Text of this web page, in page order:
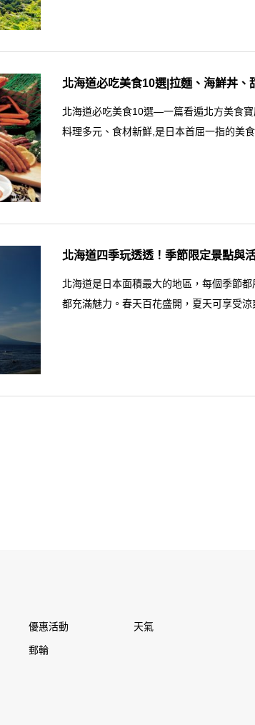
北海道必吃美食10選|拉麵、海鮮丼、
北海道必吃美食10選—一篇看遍北方美食寶
料理多元、食材新鮮,是日本首屈一指的美
北海道四季玩透透！季節限定景點與
北海道是日本面積最大的地區，每個季節
都充滿魅力。春天百花盛開，夏天可享受涼
優惠活動 天氣
郵輪